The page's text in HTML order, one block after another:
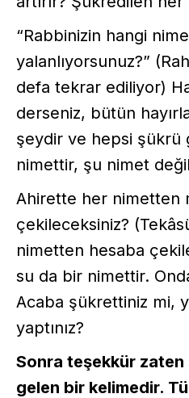
“Rabbinizin hangi
yalanlıyorsunuz?”
defa tekrar ediliyor)
derseniz, bütün
şeydir ve hepsi şükrü
nimettir, şu nimet
Ahirette her nimetten
çekileceksiniz?
nimetten hesaba
su da bir nimettir.
Acaba şükrettiniz mi,
yaptınız?
Sonra teşekkür
gelen bir kelimedir.